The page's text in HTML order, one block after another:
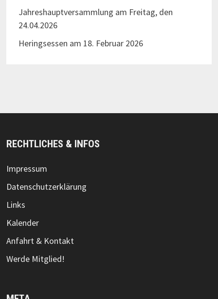
Jahreshauptversammlung am Freitag, den
24.04.2026
Heringsessen am 18. Februar 2026
RECHTLICHES & INFOS
Impressum
Datenschutzerklärung
Links
Kalender
Anfahrt & Kontakt
Werde Mitglied!